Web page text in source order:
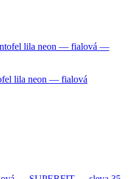
lila neon — fialová